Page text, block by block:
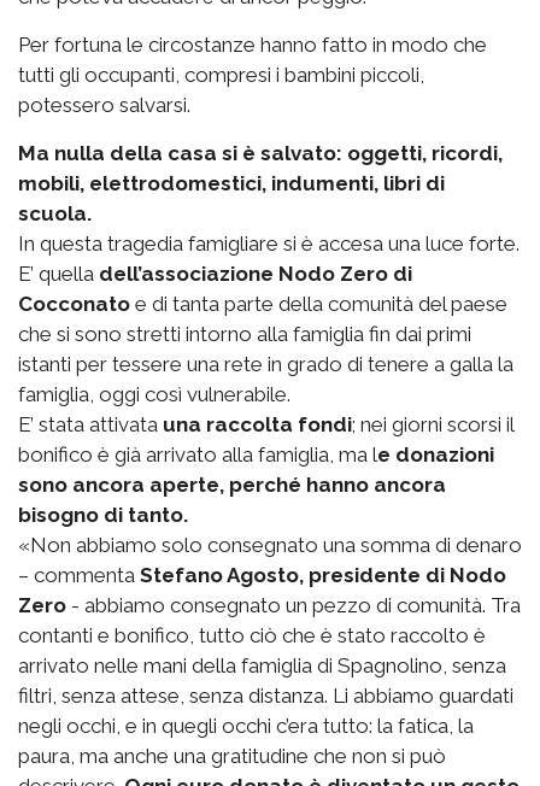
Per fortuna le circostanze hanno fatto in modo che
tutti gli occupanti, compresi i bambini piccoli,
potessero salvarsi.
Ma nulla della casa si è salvato: oggetti, ricordi,
mobili, elettrodomestici, indumenti, libri di
scuola.
In questa tragedia famigliare si è accesa una luce forte.
E’ quella dell’associazione Nodo Zero di
Cocconato e di tanta parte della comunità del paese
che si sono stretti intorno alla famiglia fin dai primi
istanti per tessere una rete in grado di tenere a galla la
famiglia, oggi così vulnerabile.
E’ stata attivata una raccolta fondi; nei giorni scorsi il
bonifico è già arrivato alla famiglia, ma le donazioni
sono ancora aperte, perché hanno ancora
bisogno di tanto.
«Non abbiamo solo consegnato una somma di denaro
– commenta Stefano Agosto, presidente di Nodo
Zero - abbiamo consegnato un pezzo di comunità. Tra
contanti e bonifico, tutto ciò che è stato raccolto è
arrivato nelle mani della famiglia di Spagnolino, senza
filtri, senza attese, senza distanza. Li abbiamo guardati
negli occhi, e in quegli occhi c’era tutto: la fatica, la
paura, ma anche una gratitudine che non si può